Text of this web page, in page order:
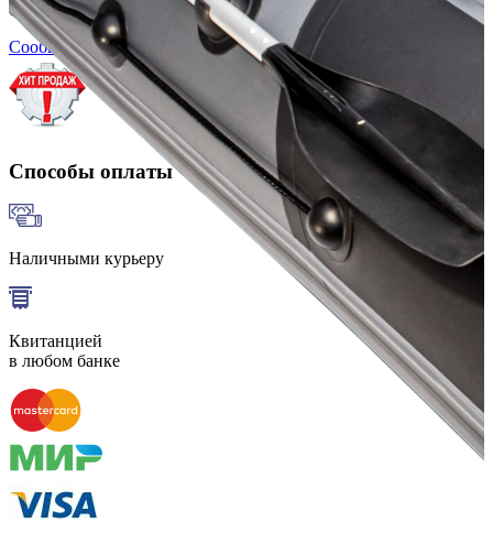
157 576
Сообщить о наличии
Способы оплаты
Наличными курьеру
Квитанцией
в любом банке